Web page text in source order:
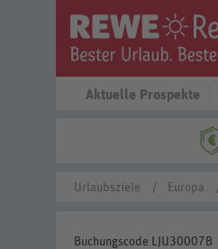
Aktuelle Prospekte
Urlaubsziele Europa
Buchungscode LJU30007B